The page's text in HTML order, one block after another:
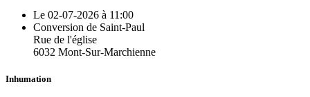
Le 02-07-2026 à 11:00
Conversion de Saint-Paul
Rue de l'église
6032 Mont-Sur-Marchienne
Inhumation